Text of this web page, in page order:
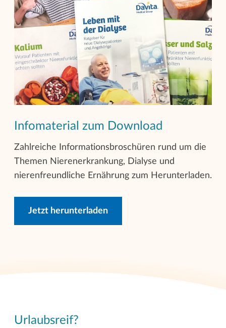
Infomaterial zum Download
Zahlreiche Informationsbroschüren rund um die
Themen Nierenerkrankung, Dialyse und
nierenfreundliche Ernährung zum Herunterladen.
Jetzt herunterladen
Urlaubsreif?